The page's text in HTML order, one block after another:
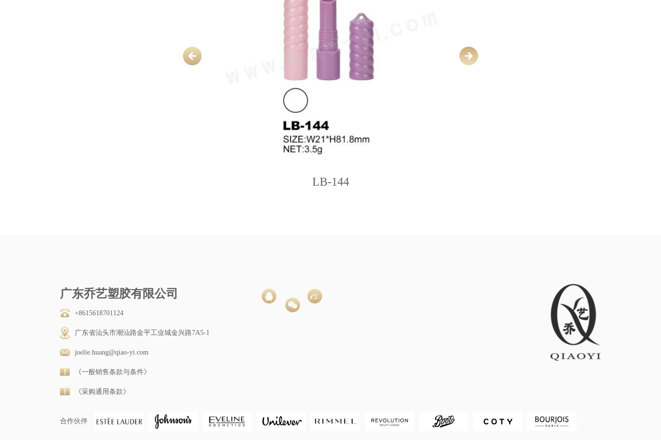
LB-144
广东乔艺塑胶有限公司
+8615618701124
广东省汕头市潮汕路金平工业城金兴路7A5-1
joelie.huang@qiao-yi.com
《一般销售条款与条件》
《采购通用条款》
合作伙伴